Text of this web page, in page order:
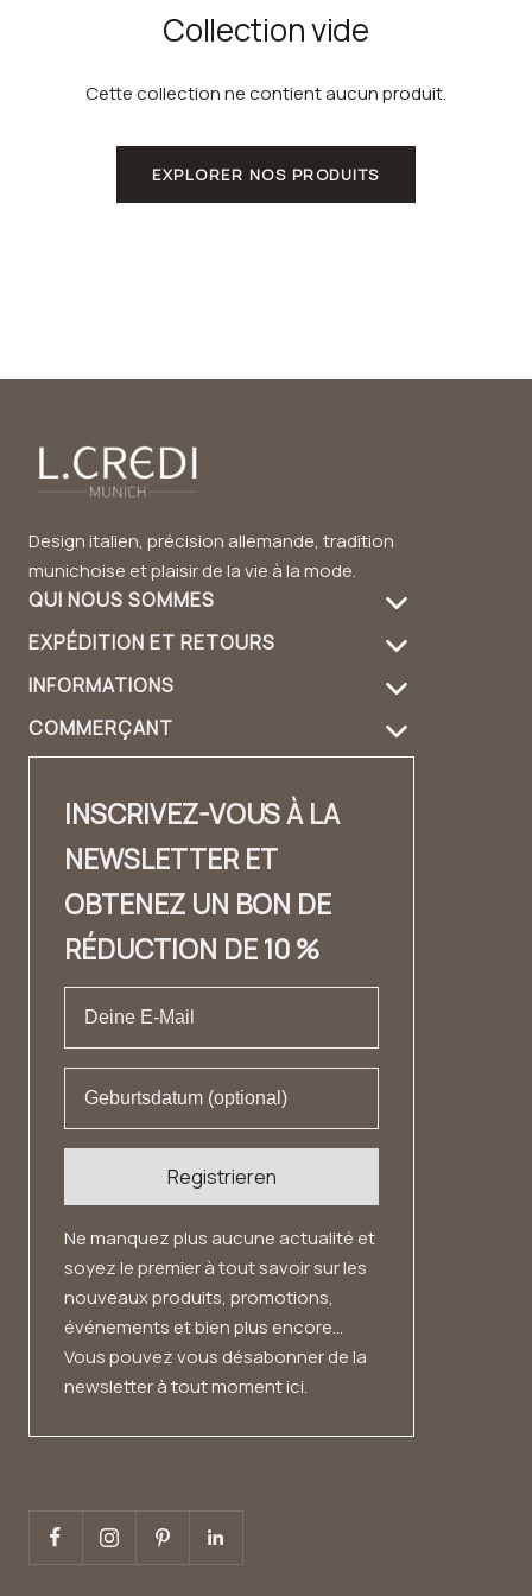
Collection vide
Cette collection ne contient aucun produit.
EXPLORER NOS PRODUITS
Design italien, précision allemande, tradition
munichoise et plaisir de la vie à la mode.
QUI NOUS SOMMES
À propos de nous
Entretien des produits
Guide du sac à main
Lookbook
Témoignages
EXPÉDITION ET RETOURS
Informations de livraison
Retours
INFORMATIONS
FAQ
✨ Carrière ✨
Mentions légales
CONDITIONS GÉNÉRALES DE VENTE
Protection des données
Droit de rétractation
COMMERÇANT
Distributeurs Contact
Fashion Cloud
Label privé
INSCRIVEZ-VOUS À LA
NEWSLETTER ET
OBTENEZ UN BON DE
RÉDUCTION DE 10 %
Registrieren
Ne manquez plus aucune actualité et
soyez le premier à tout savoir sur les
nouveaux produits, promotions,
événements et bien plus encore...
Vous pouvez vous désabonner de la
newsletter à tout moment ici.